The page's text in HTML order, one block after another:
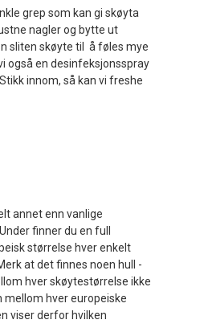
grep som kan gi skøyta
nagler og bytte ut
sliten skøyte til å føles mye
også en desinfeksjonsspray
innom, så kan vi freshe
annet enn vanlige
finner du en full
størrelse hver enkelt
at det finnes noen hull -
hver skøytestørrelse ikke
mellom hver europeiske
viser derfor hvilken